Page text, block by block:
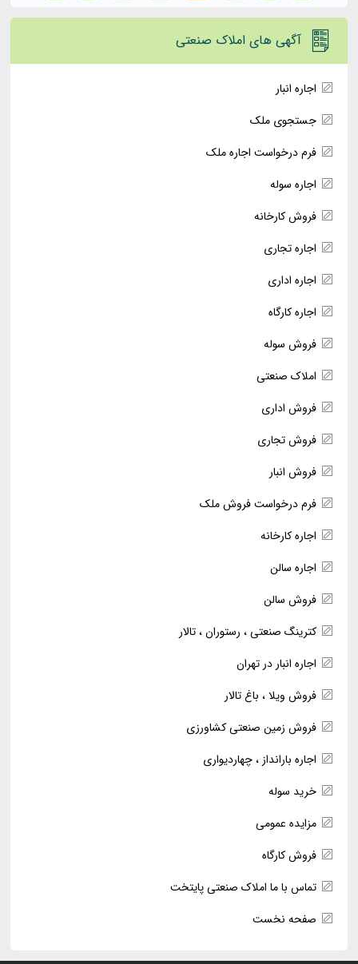
آگهی های املاک صنعتی
اجاره انبار
جستجوی ملک
فرم درخواست اجاره ملک
اجاره سوله
فروش کارخانه
اجاره تجاری
اجاره اداری
اجاره کارگاه
فروش سوله
املاک صنعتی
فروش اداری
فروش تجاری
فروش انبار
فرم درخواست فروش ملک
اجاره کارخانه
اجاره سالن
فروش سالن
کترینگ صنعتی ، رستوران ، تالار
اجاره انبار در تهران
فروش ویلا ، باغ تالار
فروش زمین صنعتی کشاورزی
اجاره بارانداز ، چهاردیواری
خرید سوله
مزایده عمومی
فروش کارگاه
تماس با ما املاک صنعتی پایتخت
صفحه نخست